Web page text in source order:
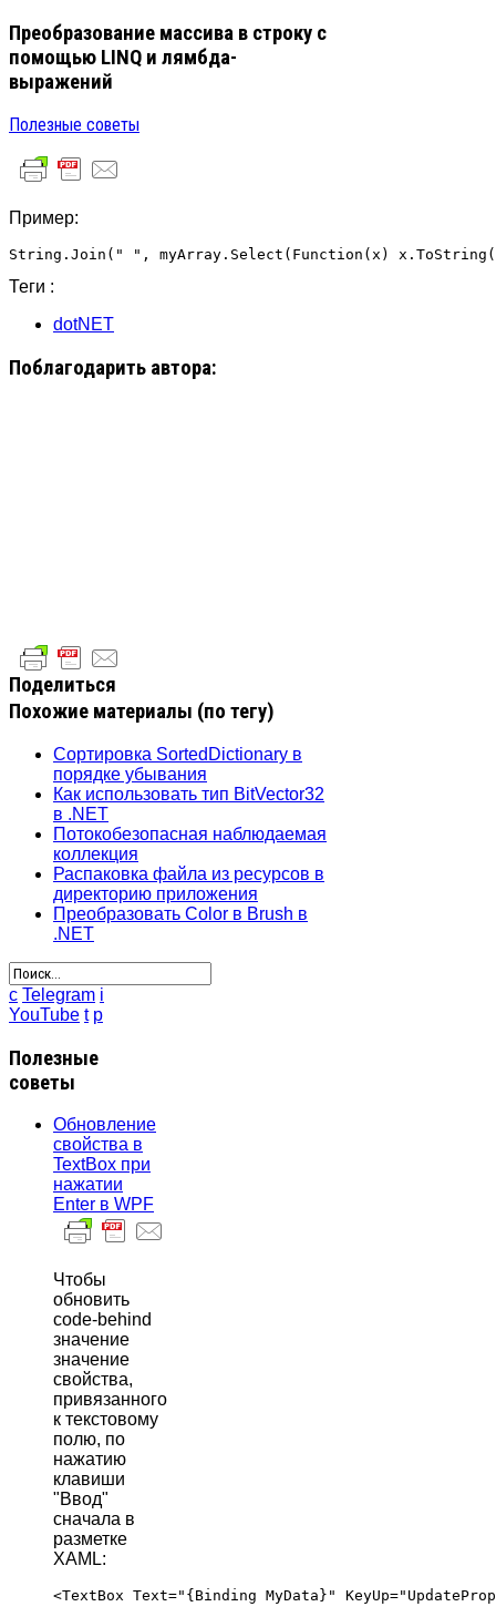
Преобразование массива в строку с
помощью LINQ и лямбда-
выражений
Полезные советы
Пример:
String.Join(" ", myArray.Select(Function(x)
Теги :
dotNET
Поблагодарить автора:
Поделиться
Похожие материалы (по тегу)
Сортировка SortedDictionary в
порядке убывания
Как использовать тип BitVector32
в .NET
Потокобезопасная наблюдаемая
коллекция
Распаковка файла из ресурсов в
директорию приложения
Преобразовать Color в Brush в
.NET
c Telegram i
YouTube t p
Полезные
советы
Обновление
свойства в
TextBox при
нажатии
Enter в WPF
Чтобы
обновить
code-behind
значение
значение
свойства,
привязанного
к текстовому
полю, по
нажатию
клавиши
"Ввод"
сначала в
разметке
XAML: